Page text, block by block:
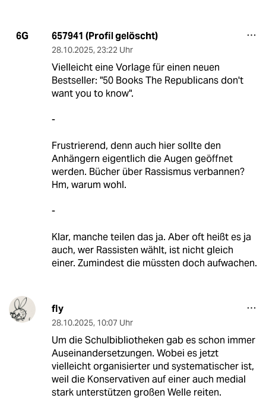
6G 657941 (Profil gelöscht)
28.10.2025, 23:22 Uhr
Vielleicht eine Vorlage für einen neuen
Bestseller: "50 Books The Republicans don't
want you to know".
-
Frustrierend, denn auch hier sollte den
Anhängern eigentlich die Augen geöffnet
werden. Bücher über Rassismus verbannen?
Hm, warum wohl.
-
Klar, manche teilen das ja. Aber oft heißt es ja
auch, wer Rassisten wählt, ist nicht gleich
einer. Zumindest die müssten doch aufwachen.
fly
28.10.2025, 10:07 Uhr
Um die Schulbibliotheken gab es schon immer
Auseinandersetzungen. Wobei es jetzt
vielleicht organisierter und systematischer ist,
weil die Konservativen auf einer auch medial
stark unterstützen großen Welle reiten.